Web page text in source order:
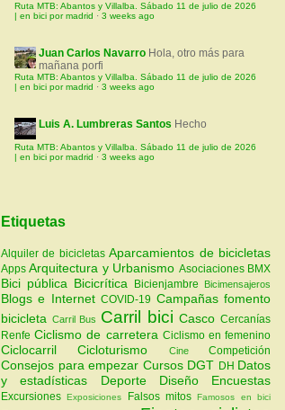
Ruta MTB: Abantos y Villalba. Sábado 11 de julio de 2026
| en bici por madrid · 3 weeks ago
Juan Carlos Navarro Hola, otro más para
mañana porfi
Ruta MTB: Abantos y Villalba. Sábado 11 de julio de 2026
| en bici por madrid · 3 weeks ago
Luis A. Lumbreras Santos Hecho
Ruta MTB: Abantos y Villalba. Sábado 11 de julio de 2026
| en bici por madrid · 3 weeks ago
Etiquetas
Alquiler de bicicletasAparcamientos de bicicletas
AppsArquitectura y Urbanismo Asociaciones BMX
Bici pública Bicicrítica Bicienjambre Bicimensajeros
Blogs e InternetCOVID-19 Campañas fomento
bicicleta Carril Bus Carril biciCascoCercanías
RenfeCiclismo de carretera Ciclismo en femenino
CiclocarrilCicloturismo CineCompetición
Consejos para empezar Cursos DGT DH Datos
y estadísticas Deporte Diseño Encuestas
ExcursionesExposiciones Falsos mitosFamosos en bici